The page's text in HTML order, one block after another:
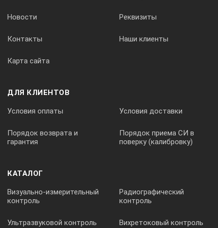
Новости Реквизиты
Контакты Наши клиенты
Карта сайта
ДЛЯ КЛИЕНТОВ
Условия оплаты Условия доставки
Порядок возврата и
гарантия
Порядок приема СИ в
поверку (калибровку)
КАТАЛОГ
Визуально-измерительный
контроль
Радиографический
контроль
Ультразвуковой контроль Вихретоковый контроль